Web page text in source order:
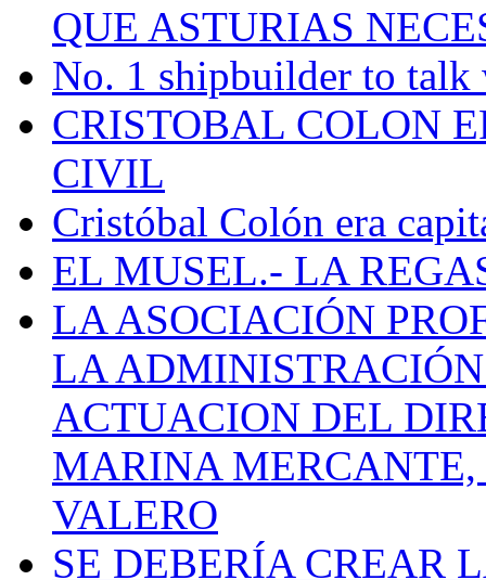
QUE ASTURIAS
No. 1 shipbuilder to talk
CRISTOBAL COLON
CIVIL
Cristóbal Colón era
EL MUSEL.- LA
LA ASOCIACIÓN
LA
ACTUACION DEL
MARINA
VALERO
SE DEBERÍA CREAR